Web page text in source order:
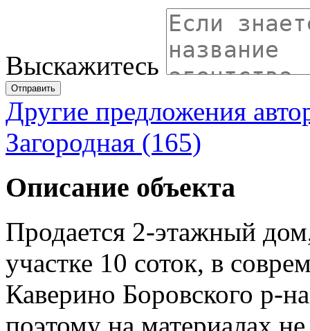
Выскажитесь
Отправить
Другие предложения
Загородная (165)
Описание объекта
Продается 2-этажный
участке 10 соток, в
Каверино Боровского р-